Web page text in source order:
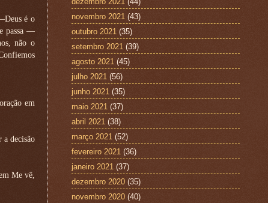
é o
passa —
não o
em
a decisão
Me vê,
novembro 2021 (43)
outubro 2021 (35)
setembro 2021 (39)
agosto 2021 (45)
julho 2021 (56)
junho 2021 (35)
maio 2021 (37)
abril 2021 (38)
março 2021 (52)
fevereiro 2021 (36)
janeiro 2021 (37)
dezembro 2020 (35)
novembro 2020 (40)